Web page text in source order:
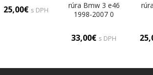
25,00€ s DPH
rúra Bmw 3 e46
1998-2007 0
33,00€ s DPH